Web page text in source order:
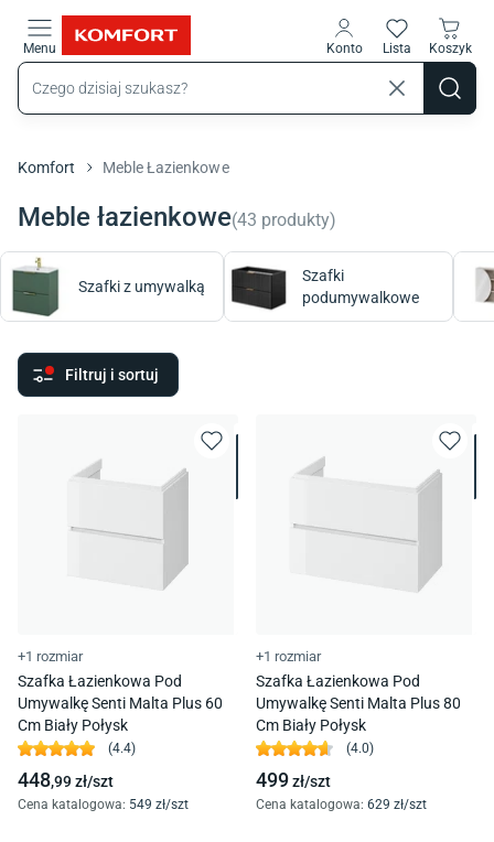
Menu Konto Lista Koszyk
Komfort Meble Łazienkowe
Meble łazienkowe(43 produkty)
Szafki z umywalką
Szafki
podumywalkowe
Filtruj i sortuj
+1 rozmiar
Szafka Łazienkowa Pod
Umywalkę Senti Malta Plus 60
Cm Biały Połysk
(4.4)
448,99zł/szt
Cena katalogowa: 549 zł/szt
+1 rozmiar
Szafka Łazienkowa Pod
Umywalkę Senti Malta Plus 80
Cm Biały Połysk
(4.0)
499zł/szt
Cena katalogowa: 629 zł/szt